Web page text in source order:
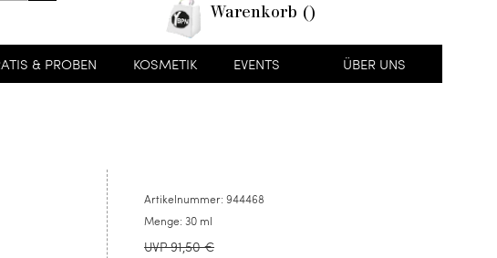
Warenkorb
& PROBEN KOSMETIK EVENTS ÜBER UNS
Artikelnummer: 944468
Menge: 30 ml
UVP 91,50 €